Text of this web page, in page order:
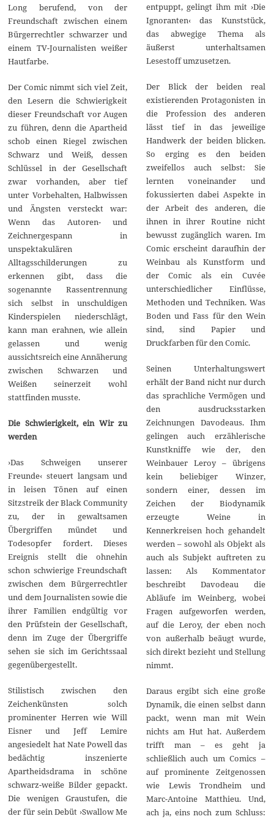
Long berufend, von der
Freundschaft zwischen einem
Bürgerrechtler schwarzer und
einem TV-Journalisten weißer
Hautfarbe.
Der Comic nimmt sich viel Zeit,
den Lesern die Schwierigkeit
dieser Freundschaft vor Augen
zu führen, denn die Apartheid
schob einen Riegel zwischen
Schwarz und Weiß, dessen
Schlüssel in der Gesellschaft
zwar vorhanden, aber tief
unter Vorbehalten, Halbwissen
und Ängsten versteckt war:
Wenn das Autoren- und
Zeichnergespann in
unspektakulären
Alltagsschilderungen zu
erkennen gibt, dass die
sogenannte Rassentrennung
sich selbst in unschuldigen
Kinderspielen niederschlägt,
kann man erahnen, wie allein
gelassen und wenig
aussichtsreich eine Annäherung
zwischen Schwarzen und
Weißen seinerzeit wohl
stattfinden musste.
Die Schwierigkeit, ein Wir zu
werden
›Das Schweigen unserer
Freunde‹ steuert langsam und
in leisen Tönen auf einen
Sitzstreik der Black Community
zu, der in gewaltsamen
Übergriffen mündet und
Todesopfer fordert. Dieses
Ereignis stellt die ohnehin
schon schwierige Freundschaft
zwischen dem Bürgerrechtler
und dem Journalisten sowie die
ihrer Familien endgültig vor
den Prüfstein der Gesellschaft,
denn im Zuge der Übergriffe
sehen sie sich im Gerichtssaal
gegenübergestellt.
Stilistisch zwischen den
Zeichenkünsten solch
prominenter Herren wie Will
Eisner und Jeff Lemire
angesiedelt hat Nate Powell das
bedächtig inszenierte
Apartheidsdrama in schöne
schwarz-weiße Bilder gepackt.
Die wenigen Graustufen, die
der für sein Debüt ›Swallow Me
entpuppt, gelingt ihm mit ›Die
Ignoranten‹ das Kunststück,
das abwegige Thema als
äußerst unterhaltsamen
Lesestoff umzusetzen.
Der Blick der beiden real
existierenden Protagonisten in
die Profession des anderen
lässt tief in das jeweilige
Handwerk der beiden blicken.
So erging es den beiden
zweifellos auch selbst: Sie
lernten voneinander und
fokussierten dabei Aspekte in
der Arbeit des anderen, die
ihnen in ihrer Routine nicht
bewusst zugänglich waren. Im
Comic erscheint daraufhin der
Weinbau als Kunstform und
der Comic als ein Cuvée
unterschiedlicher Einflüsse,
Methoden und Techniken. Was
Boden und Fass für den Wein
sind, sind Papier und
Druckfarben für den Comic.
Seinen Unterhaltungswert
erhält der Band nicht nur durch
das sprachliche Vermögen und
den ausdrucksstarken
Zeichnungen Davodeaus. Ihm
gelingen auch erzählerische
Kunstkniffe wie der, den
Weinbauer Leroy – übrigens
kein beliebiger Winzer,
sondern einer, dessen im
Zeichen der Biodynamik
erzeugte Weine in
Kennerkreisen hoch gehandelt
werden – sowohl als Objekt als
auch als Subjekt auftreten zu
lassen: Als Kommentator
beschreibt Davodeau die
Abläufe im Weinberg, wobei
Fragen aufgeworfen werden,
auf die Leroy, der eben noch
von außerhalb beäugt wurde,
sich direkt bezieht und Stellung
nimmt.
Daraus ergibt sich eine große
Dynamik, die einen selbst dann
packt, wenn man mit Wein
nichts am Hut hat. Außerdem
trifft man – es geht ja
schließlich auch um Comics –
auf prominente Zeitgenossen
wie Lewis Trondheim und
Marc-Antoine Matthieu. Und,
ach ja, eins noch zum Schluss: